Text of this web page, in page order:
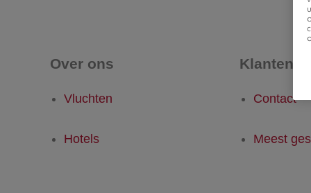
Over ons
Vluchten
Hotels
Contact
Meest